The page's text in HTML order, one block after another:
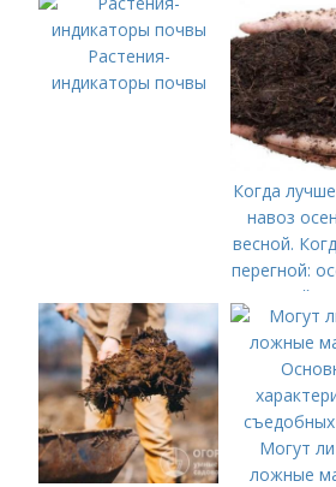
Растения-
индикаторы почвы
Когда
навоз
весной.
перегной:
весной,
внесения
Могут
ложные